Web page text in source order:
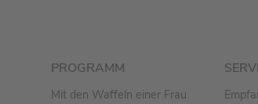
PROGRAMM
Mit den Waffeln einer Frau